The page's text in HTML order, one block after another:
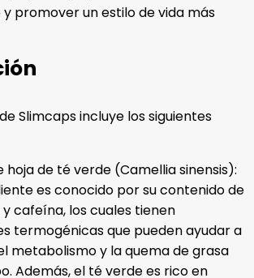
promover un estilo de vida más
Slimcaps incluye los siguientes
hoja de té verde (Camellia sinensis):
es conocido por su contenido de
cafeína, los cuales tienen
termogénicas que pueden ayudar a
metabolismo y la quema de grasa
Además, el té verde es rico en